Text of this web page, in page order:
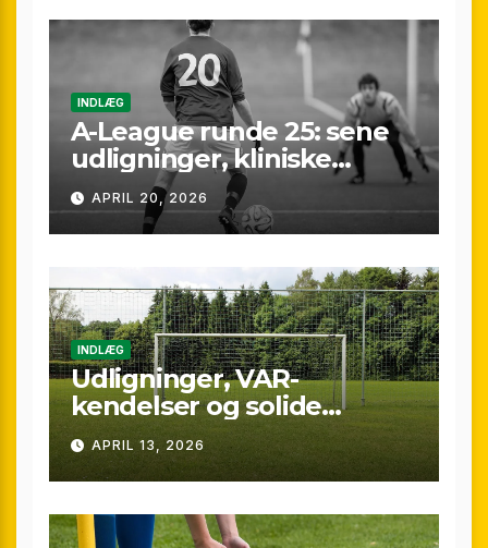
INDLÆG
A-League runde 25: sene
udligninger, kliniske
kontraster og små
marginaler
APRIL 20, 2026
INDLÆG
Udligninger, VAR-
kendelser og solide
præstationer: Overblik
over A-League runde 24
(25/26)
APRIL 13, 2026